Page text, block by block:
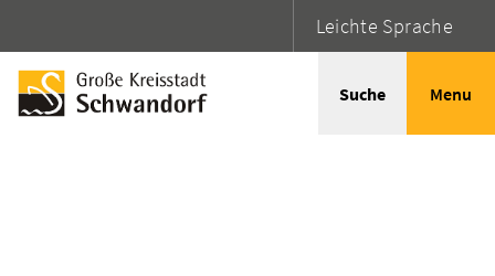
Leichte Sprache
Suche Menu